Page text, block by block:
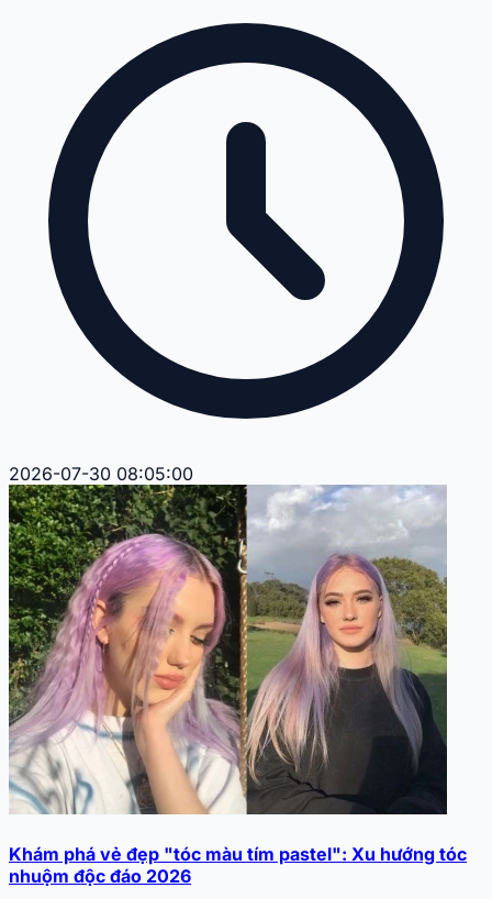
2026-07-30 08:05:00
Khám phá vẻ đẹp "tóc màu tím pastel": Xu hướng tóc
nhuộm độc đáo 2026